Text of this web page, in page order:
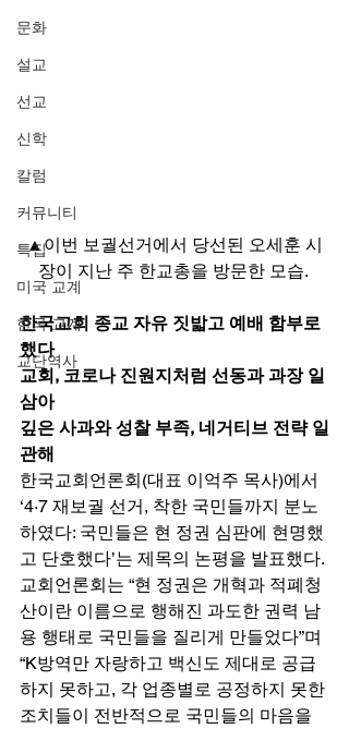
문화
설교
선교
신학
칼럼
커뮤니티
특집
미국 교계
한국 교계
교단역사
▲이번 보궐선거에서 당선된 오세훈 시
장이 지난 주 한교총을 방문한 모습.
한국교회 종교 자유 짓밟고 예배 함부로
했다
교회, 코로나 진원지처럼 선동과 과장 일
삼아
깊은 사과와 성찰 부족, 네거티브 전략 일
관해
한국교회언론회(대표 이억주 목사)에서
‘4·7 재보궐 선거, 착한 국민들까지 분노
하였다: 국민들은 현 정권 심판에 현명했
고 단호했다’는 제목의 논평을 발표했다.
교회언론회는 “현 정권은 개혁과 적폐청
산이란 이름으로 행해진 과도한 권력 남
용 행태로 국민들을 질리게 만들었다”며
“K방역만 자랑하고 백신도 제대로 공급
하지 못하고, 각 업종별로 공정하지 못한
조치들이 전반적으로 국민들의 마음을